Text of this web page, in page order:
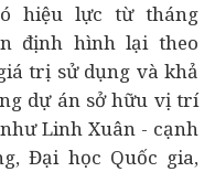
hiệu lực từ tháng
định hình lại theo
trị sử dụng và khả
dự ánsở hữu vị trí
Linh Xuân - cạnh
Đại học Quốc gia,